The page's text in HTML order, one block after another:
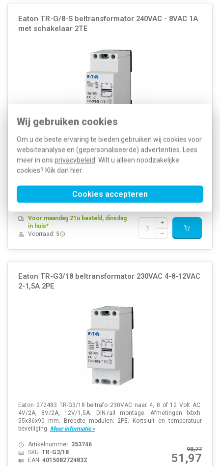
Wij gebruiken cookies
Om u de beste ervaring te bieden gebruiken wij cookies voor
websiteanalyse en (gepersonaliseerde) advertenties. Lees
meer in ons privacybeleid. Wilt u alleen noodzakelijke
cookies? Klik dan hier.
Cookies accepteren
Eaton TR-G/8-S beltransformator 240VAC - 8VAC 1A
met schakelaar 2TE
Eaton 272482 TR-G/8-S beltrafo 230VAC naar 8 Volt AC. 8V/1A
stroomsterkte. DIN-rail montage. Afmetingen lxbxh: 55x36x90 mm.
Breedte modulen: 2PE. Kortsluit en temperatuur beveiliging. Met
aan/uit schakelaar.Meer informatie »
55,43
Artikelnummer:248419
EAN:4015082724825
Voor maandag 21u besteld, dinsdag
in huis*
Voorraad: 5
Eaton TR-G3/18 beltransformator 230VAC 4-8-12VAC
2-1,5A 2PE
Eaton 272483 TR-G3/18 beltrafo 230VAC naar 4, 8 of 12 Volt AC.
4V/2A, 8V/2A, 12V/1,5A. DIN-rail montage. Afmetingen lxbxh:
55x36x90 mm. Breedte modulen: 2PE. Kortsluit en temperatuur
beveiliging. Meer informatie »
98,77
51,97
Artikelnummer: 353746
SKU: TR-G3/18
EAN: 4015082724832